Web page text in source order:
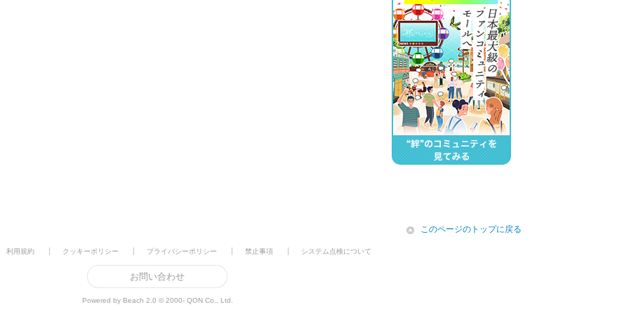
icon
このページのトップに戻る
利用規約 クッキーポリシー プライバシーポリシー 禁止事項 システム点検について
お問い合わせ
Powered by Beach 2.0 © 2000- QON Co., Ltd.